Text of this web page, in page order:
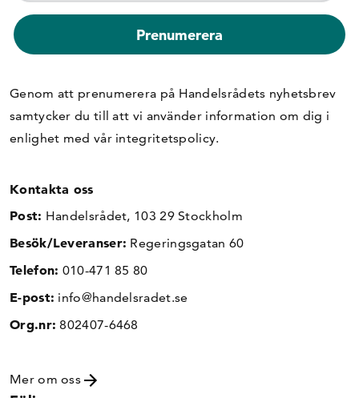
Genom att prenumerera på Handelsrådets nyhetsbrev
samtycker du till att vi använder information om dig i
enlighet med vår integritetspolicy.
Kontakta oss
Post: Handelsrådet, 103 29 Stockholm
Besök/Leveranser: Regeringsgatan 60
Telefon: 010-471 85 80
E-post: info@handelsradet.se
Org.nr: 802407-6468
Mer om oss